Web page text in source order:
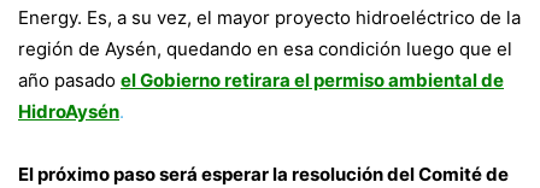
Energy. Es, a su vez, el mayor proyecto hidroeléctrico de la
región de Aysén, quedando en esa condición luego que el
año pasado el Gobierno retirara el permiso ambiental de
HidroAysén.
El próximo paso será esperar la resolución del Comité de